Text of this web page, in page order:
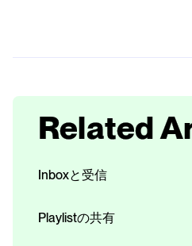
Related
Inboxと受信
Playlistの共有